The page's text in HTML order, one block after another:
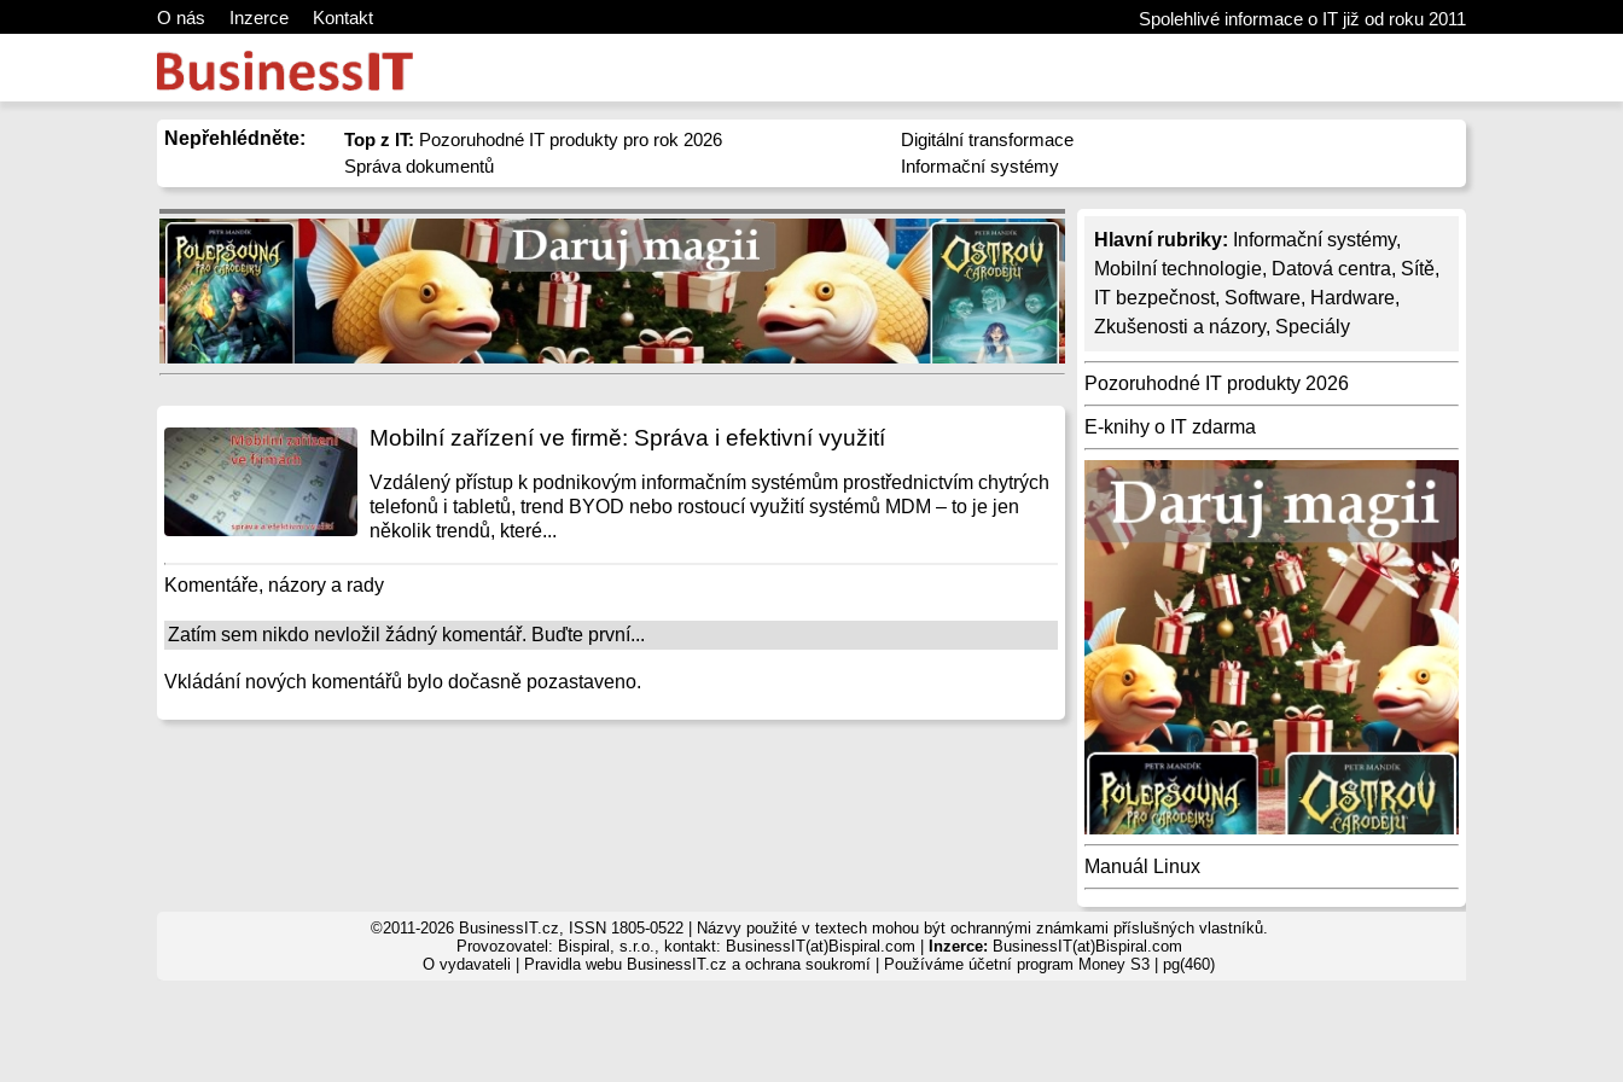
O nás Inzerce Kontakt Spolehlivé informace o IT již od roku 2011
Nepřehlédněte: Top z IT: Pozoruhodné IT produkty pro rok 2026
Správa dokumentů
Digitální transformace
Informační systémy
Hlavní rubriky: Informační systémy,
Mobilní technologie, Datová centra, Sítě,
IT bezpečnost, Software, Hardware,
Zkušenosti a názory, Speciály
Pozoruhodné IT produkty 2026
E-knihy o IT zdarma
Manuál Linux
Mobilní zařízení ve firmě: Správa i efektivní využití
Vzdálený přístup k podnikovým informačním systémům prostřednictvím chytrých
telefonů i tabletů, trend BYOD nebo rostoucí využití systémů MDM – to je jen
několik trendů, které...
Komentáře, názory a rady
Zatím sem nikdo nevložil žádný komentář. Buďte první...
Vkládání nových komentářů bylo dočasně pozastaveno.
©2011-2026 BusinessIT.cz, ISSN 1805-0522 | Názvy použité v textech mohou být ochrannými známkami příslušných vlastníků.
Provozovatel: Bispiral, s.r.o., kontakt: BusinessIT(at)Bispiral.com |
Inzerce: BusinessIT(at)Bispiral.com
O vydavateli
Pravidla webu BusinessIT.cz a ochrana soukromí | Používáme účetní program Money S3 | pg(460)